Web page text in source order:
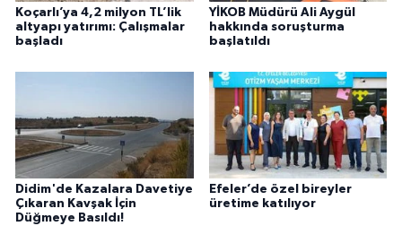
Koçarlı’ya 4,2 milyon TL’lik
altyapı yatırımı: Çalışmalar
başladı
YİKOB Müdürü Ali Aygül
hakkında soruşturma
başlatıldı
Didim'de Kazalara Davetiye
Çıkaran Kavşak İçin
Düğmeye Basıldı!
Efeler’de özel bireyler
üretime katılıyor